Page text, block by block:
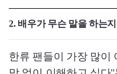
2. 배우가 무슨 말을 하는
한류 팬들이 가장 많이